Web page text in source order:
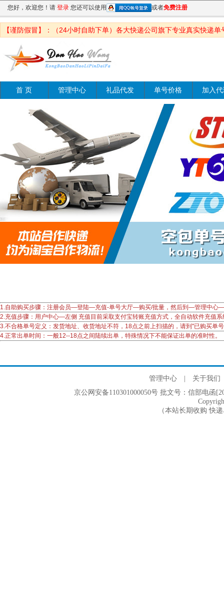
您好，欢迎您！请 登录 您还可以使用 或者免费注册
【谨防假冒】：（24小时自助下单）各大快递公司旗下专业真实快递
首 页 管理中心 礼品代发 单号价格 加入
1.自助购买步骤：注册会员—登陆—充值-单号大厅—购买/批量，然后到—管理中心
2.充值步骤：用户中心—左侧 充值目前采取支付宝转账充值方式，全自动软件充值
3.不合格单号定义：发货地址、收货地址不符，18点之前上扫描的，请到"已购买单
4.正常出单时间：一般12--18点之间陆续出单，特殊情况下不能保证出单的准时性。
管理中心
关于我们
京公网安备110301000050号 批文号：信部电函
（本站长期收购 快